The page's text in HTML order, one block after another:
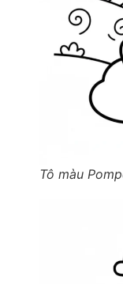
Tô màu